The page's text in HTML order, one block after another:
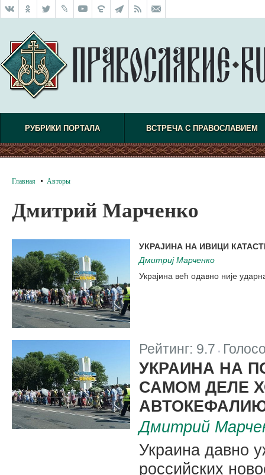
РУБРИКИ ПОРТАЛА ВСТРЕЧА С ПРАВОСЛАВИЕМ
Главная Авторы
Дмитрий Марченко
УКРАЈИНА НА ИВИЦИ
Дмитриј Марченко
Украјина већ одавно није
Рейтинг: 9.7
УКРАИНА НА
САМОМ ДЕЛЕ
Дмитрий
Украина давно
российских